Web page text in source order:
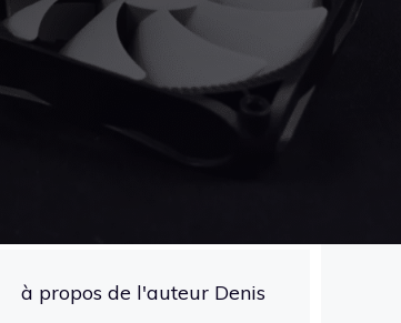
à propos de l'auteur Denis